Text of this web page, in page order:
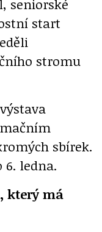
seniorské
start
stromu
sbírek.
6. ledna.
který má